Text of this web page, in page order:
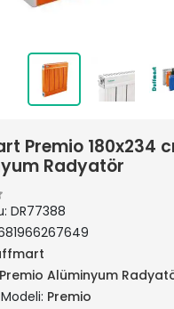
Premio 180x234
Radyatör
DR77388
Premio Alüminyum
Premio